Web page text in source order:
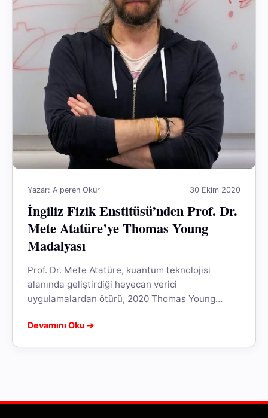
Yazar: Alperen Okur 30 Ekim 2020
İngiliz Fizik Enstitüsü’nden Prof. Dr.
Mete Atatüre’ye Thomas Young
Madalyası
Prof. Dr. Mete Atatüre, kuantum teknolojisi
alanında geliştirdiği heyecan verici
uygulamalardan ötürü, 2020 Thomas Young
tebrik eder, başarılarının devamını...
Devamını Oku ➔